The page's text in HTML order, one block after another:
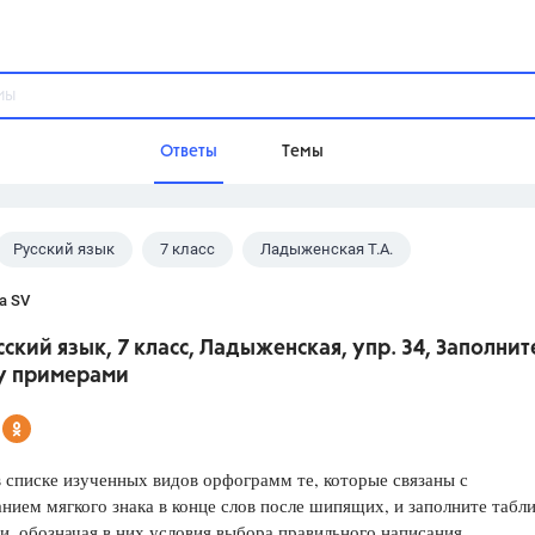
Ответы Темы
Домашнее задание
Разумовская М.М.,Габриелян
Русский язык 7 класс Ладыженская Т.А.
SV
язык, 7 класс, Ладыженская, упр. 34,
примерами
изученных видов орфограмм те, которые связаны с
мягкого знака в конце слов после шипящих, и заполните